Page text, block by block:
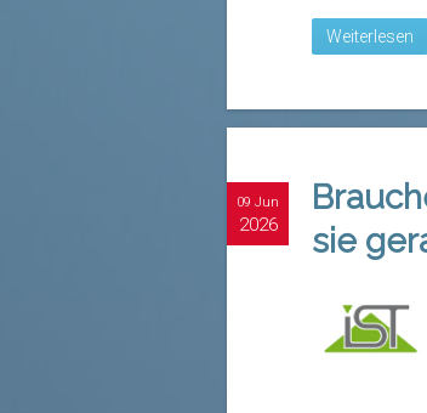
Weiterlesen
09 Jun
2026
sie